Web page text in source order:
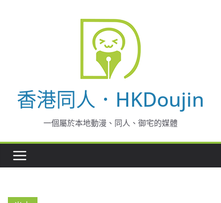
香港同人．HKDoujin
一個屬於本地動漫、同人、御宅的媒體